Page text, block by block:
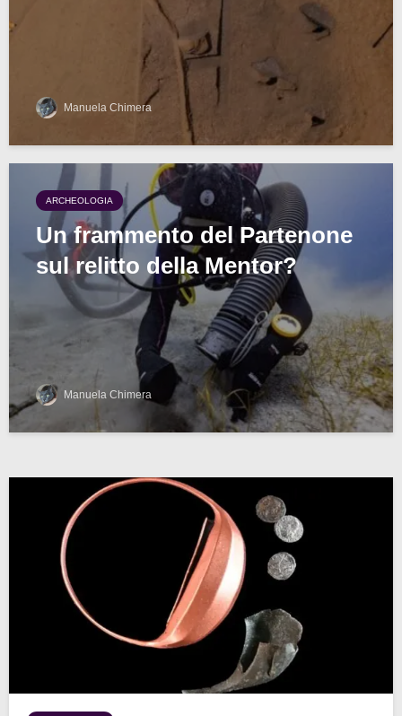
Manuela Chimera
ARCHEOLOGIA
Un frammento del Partenone
sul relitto della Mentor?
Manuela Chimera